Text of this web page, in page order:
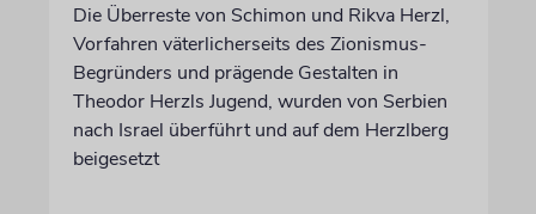
Die Überreste von Schimon und Rikva Herzl,
Vorfahren väterlicherseits des Zionismus-
Begründers und prägende Gestalten in
Theodor Herzls Jugend, wurden von Serbien
nach Israel überführt und auf dem Herzlberg
beigesetzt